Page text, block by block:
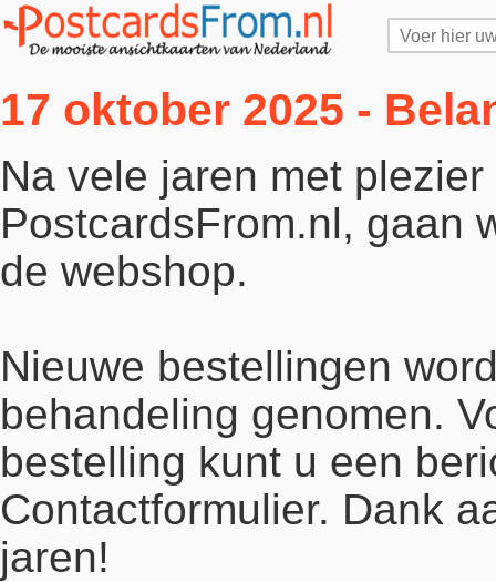
17 oktober 2025 -
Na vele jaren met
PostcardsFrom.nl, gaan
de webshop.
Nieuwe bestellingen
behandeling genomen.
bestelling kunt u een
Contactformulier. Dank
jaren!